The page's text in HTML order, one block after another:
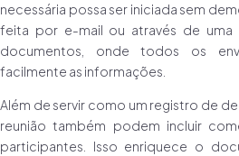
necessária possa ser iniciada sem
feita por e-mail ou através de
documentos, onde todos os
facilmente as informações.
Além de servir como um registro de
reunião também podem incluir
participantes. Isso enriquece o